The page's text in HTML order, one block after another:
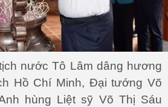
nước Tô Lâm dâng hương
Hồ Chí Minh, Đại tướng Võ
hùng Liệt sỹ Võ Thị Sáu